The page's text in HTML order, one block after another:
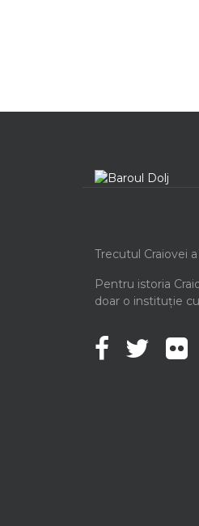
Trecutul Craiovei
Pentru istoria
doar o instituție